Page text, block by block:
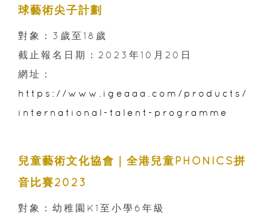
球藝術尖子計劃
對象：3歲至18歲
截止報名日期：2023年10月20日
網址：
https://www.igeaaa.com/products/
international-talent-programme
兒童藝術文化協會｜全港兒童PHONICS拼
音比賽2023
對象：幼稚園K1至小學6年級